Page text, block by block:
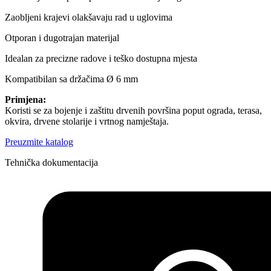
Zaobljeni krajevi olakšavaju rad u uglovima
Otporan i dugotrajan materijal
Idealan za precizne radove i teško dostupna mjesta
Kompatibilan sa držačima Ø 6 mm
Primjena:
Koristi se za bojenje i zaštitu drvenih površina poput ograda, terasa,
okvira, drvene stolarije i vrtnog namještaja.
Preuzmite katalog
Tehnička dokumentacija